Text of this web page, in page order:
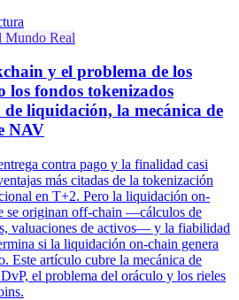
Mundo Real
y el problema de los
los fondos tokenizados
liquidación, la mecánica de
NAV
contra pago y la finalidad casi
más citadas de la tokenización
en T+2. Pero la liquidación on-
se originan off-chain —cálculos de
valuaciones de activos— y la fiabilidad
si la liquidación on-chain genera
Este artículo cubre la mecánica de
el problema del oráculo y los rieles